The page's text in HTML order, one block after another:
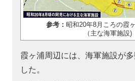
参考： 昭和20年8月ころの霞
（主な海軍施設)
霞ヶ浦周辺には、海軍施設が
した。